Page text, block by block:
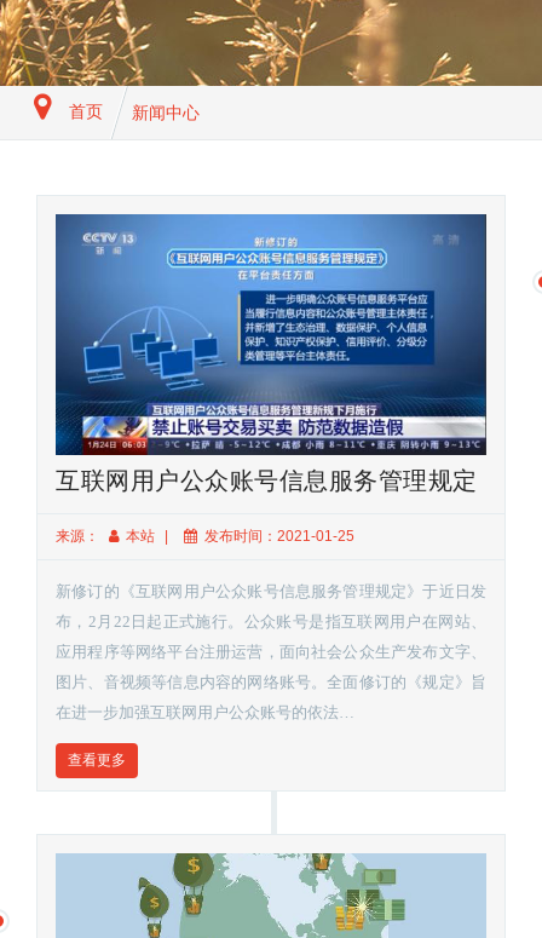
首页 新闻中心
互联网用户公众账号信息服务管理规定
来源： 本站 发布时间：2021-01-25
新修订的《互联网用户公众账号信息服务管理规定》于近日发
布，2月22日起正式施行。公众账号是指互联网用户在网站、
应用程序等网络平台注册运营，面向社会公众生产发布文字、
图片、音视频等信息内容的网络账号。全面修订的《规定》旨
在进一步加强互联网用户公众账号的依法…
查看更多